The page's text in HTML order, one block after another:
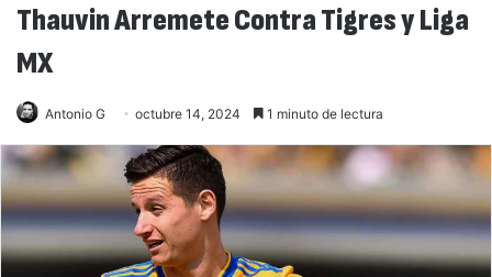
Thauvin Arremete Contra Tigres y Liga
MX
Antonio G octubre 14, 2024 1 minuto de lectura